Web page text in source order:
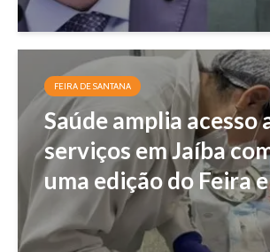
FEIRA DE SANTANA
Saúde amplia acesso
serviços em Jaíba
uma edição do Feira